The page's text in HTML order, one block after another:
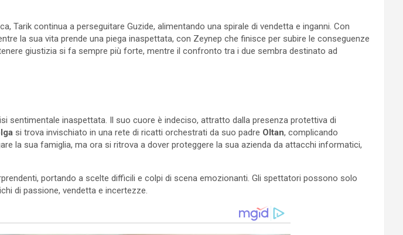
Tarik continua a perseguitare Guzide, alimentando una spirale di vendetta e inganni. Con
la sua vita prende una piega inaspettata, con Zeynep che finisce per subire le conseguenze
giustizia si fa sempre più forte, mentre il confronto tra i due sembra destinato ad
sentimentale inaspettata. Il suo cuore è indeciso, attratto dalla presenza protettiva di
si trova invischiato in una rete di ricatti orchestrati da suo padre Oltan, complicando
la sua famiglia, ma ora si ritrova a dover proteggere la sua azienda da attacchi informatici,
portando a scelte difficili e colpi di scena emozionanti. Gli spettatori possono solo
di passione, vendetta e incertezze.